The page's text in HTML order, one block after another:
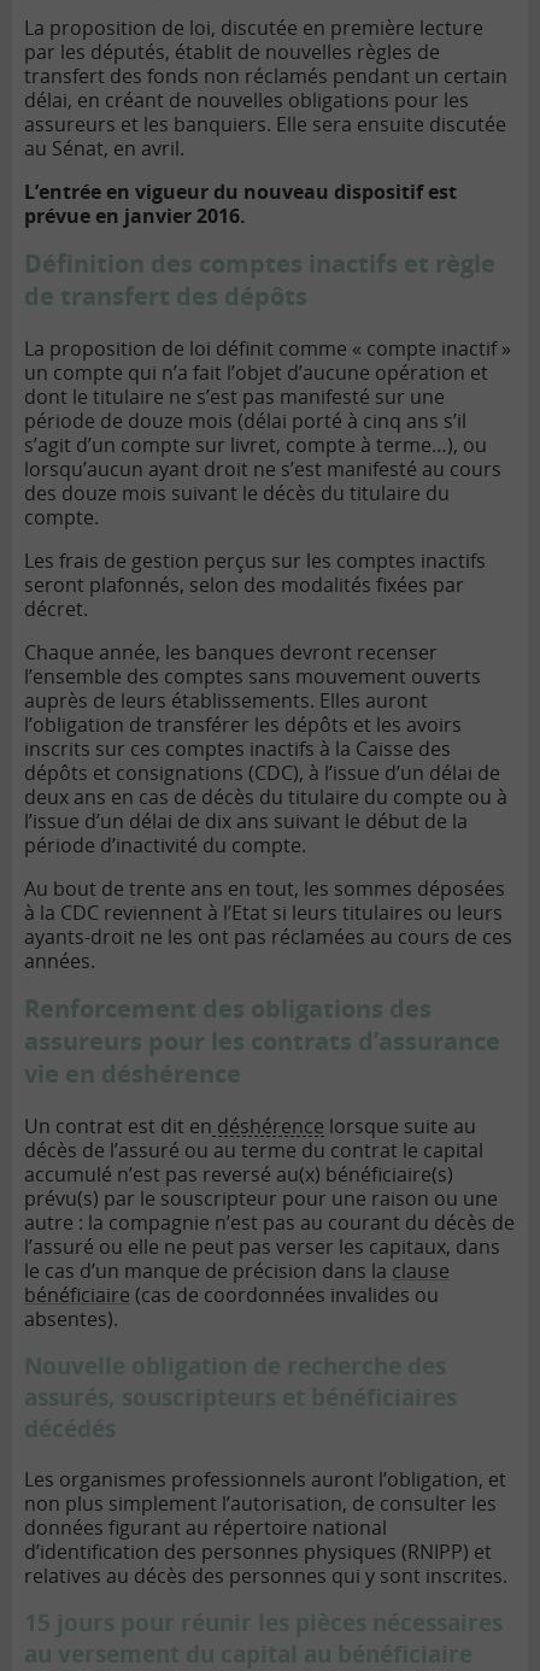
La proposition de loi, discutée en première lecture
par les députés, établit de nouvelles règles de
transfert des fonds non réclamés pendant un certain
délai, en créant de nouvelles obligations pour les
assureurs et les banquiers. Elle sera ensuite discutée
au Sénat, en avril.
L’entrée en vigueur du nouveau dispositif est
prévue en janvier 2016.
Définition des comptes inactifs et règle
de transfert des dépôts
La proposition de loi définit comme « compte inactif »
un compte qui n’a fait l’objet d’aucune opération et
dont le titulaire ne s’est pas manifesté sur une
période de douze mois (délai porté à cinq ans s’il
s’agit d’un compte sur livret, compte à terme…), ou
lorsqu’aucun ayant droit ne s’est manifesté au cours
des douze mois suivant le décès du titulaire du
compte.
Les frais de gestion perçus sur les comptes inactifs
seront plafonnés, selon des modalités fixées par
décret.
Chaque année, les banques devront recenser
l’ensemble des comptes sans mouvement ouverts
auprès de leurs établissements. Elles auront
l’obligation de transférer les dépôts et les avoirs
inscrits sur ces comptes inactifs à la Caisse des
dépôts et consignations (CDC), à l’issue d’un délai de
deux ans en cas de décès du titulaire du compte ou à
l’issue d’un délai de dix ans suivant le début de la
période d’inactivité du compte.
Au bout de trente ans en tout, les sommes déposées
à la CDC reviennent à l’Etat si leurs titulaires ou leurs
ayants-droit ne les ont pas réclamées au cours de ces
années.
Renforcement des obligations des
assureurs pour les contrats d’assurance
vie en déshérence
Un contrat est dit en déshérence lorsque suite au
décès de l’assuré ou au terme du contrat le capital
accumulé n’est pas reversé au(x) bénéficiaire(s)
prévu(s) par le souscripteur pour une raison ou une
autre : la compagnie n’est pas au courant du décès de
l’assuré ou elle ne peut pas verser les capitaux, dans
le cas d’un manque de précision dans la clause
bénéficiaire (cas de coordonnées invalides ou
absentes).
Nouvelle obligation de recherche des
assurés, souscripteurs et bénéficiaires
décédés
Les organismes professionnels auront l’obligation, et
non plus simplement l’autorisation, de consulter les
données figurant au répertoire national
d’identification des personnes physiques (RNIPP) et
relatives au décès des personnes qui y sont inscrites.
15 jours pour réunir les pièces nécessaires
au versement du capital au bénéficiaire